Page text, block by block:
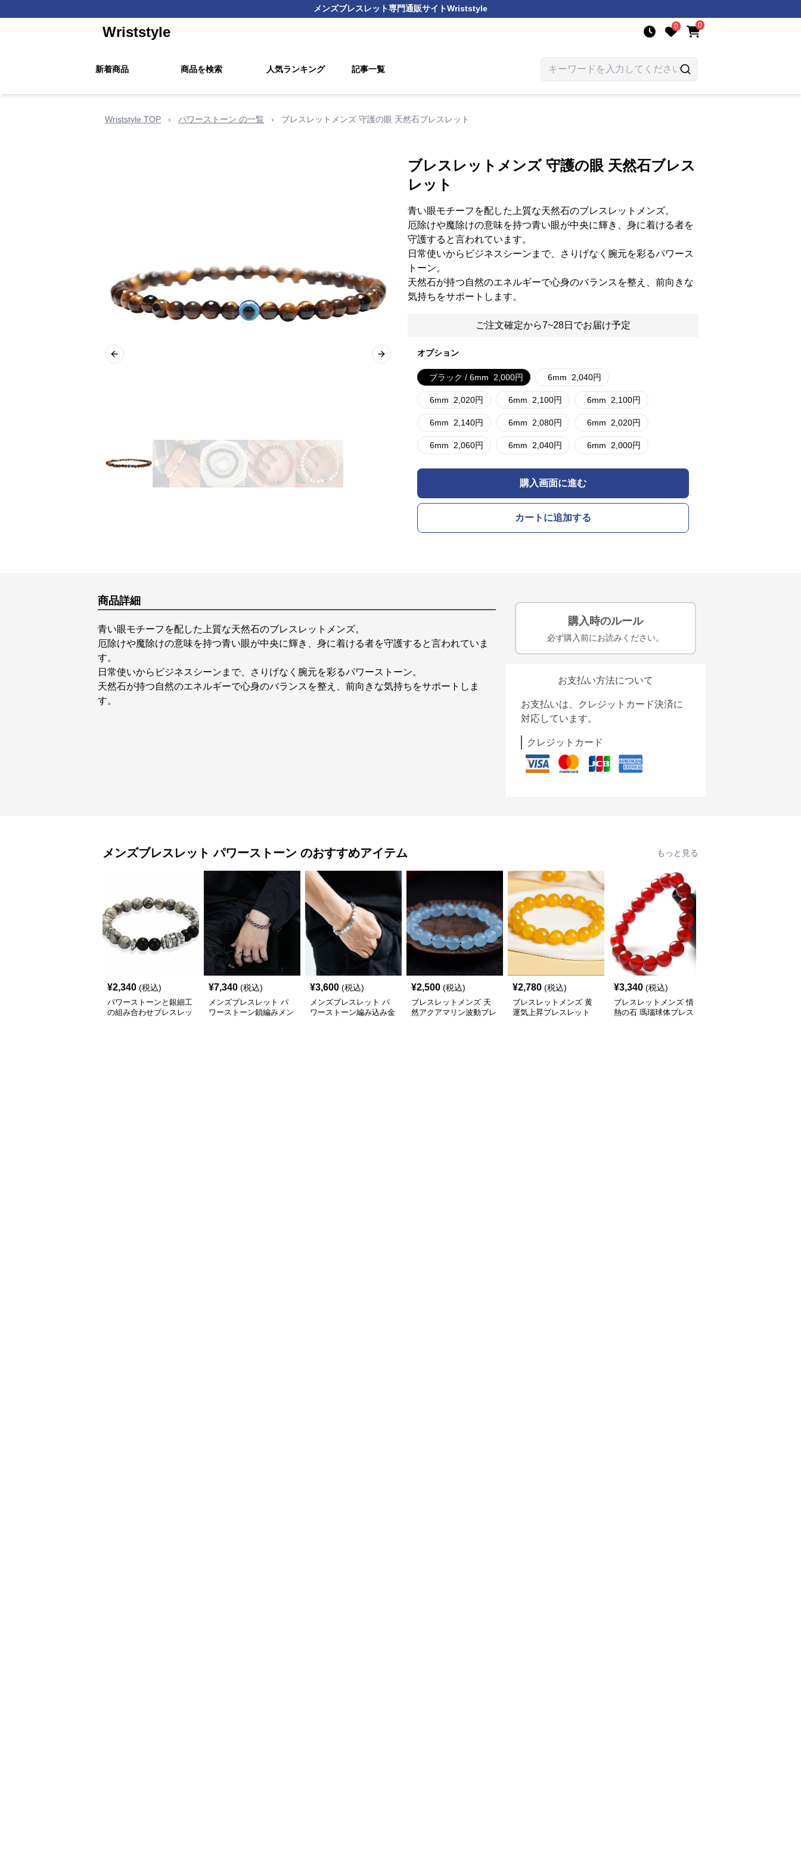
メンズブレスレット専門通販サイトWriststyle
Wriststyle 0 0
新着商品 商品を検索 人気ランキング 記事一覧
Wriststyle TOP › パワーストーン の一覧 › ブレスレットメンズ 守護の眼 天然石ブレスレット
Previous slide Next slide
ブレスレットメンズ 守護の眼 天然石ブレス
レット
青い眼モチーフを配した上質な天然石のブレスレットメンズ。
厄除けや魔除けの意味を持つ青い眼が中央に輝き、身に着ける者を
守護すると言われています。
日常使いからビジネスシーンまで、さりげなく腕元を彩るパワース
トーン。
天然石が持つ自然のエネルギーで心身のバランスを整え、前向きな
気持ちをサポートします。
ご注文確定から7~28日でお届け予定
オプション
ブラック / 6mm 2,000円 6mm 2,040円
6mm 2,020円 6mm 2,100円 6mm 2,100円
6mm 2,140円 6mm 2,080円 6mm 2,020円
6mm 2,060円 6mm 2,040円 6mm 2,000円
購入画面に進む
カートに追加する
商品詳細
青い眼モチーフを配した上質な天然石のブレスレットメンズ。
厄除けや魔除けの意味を持つ青い眼が中央に輝き、身に着ける者を守護すると言われていま
す。
日常使いからビジネスシーンまで、さりげなく腕元を彩るパワーストーン。
天然石が持つ自然のエネルギーで心身のバランスを整え、前向きな気持ちをサポートしま
す。
購入時のルール
必ず購入前にお読みください。
お支払い方法について
お支払いは、クレジットカード決済に
対応しています。
クレジットカード
メンズブレスレット パワーストーン のおすすめアイテム もっと見る
¥2,340 (税込)
パワーストーンと銀細工
の組み合わせブレスレッ
¥7,340 (税込)
メンズブレスレット パ
ワーストーン鎖編みメン
¥3,600 (税込)
メンズブレスレット パ
ワーストーン編み込み金
¥2,500 (税込)
ブレスレットメンズ 天
然アクアマリン波動ブレ
¥2,780 (税込)
ブレスレットメンズ 黄
運気上昇ブレスレット
¥3,340 (税込)
ブレスレットメンズ 情
熱の石 瑪瑙球体ブレス